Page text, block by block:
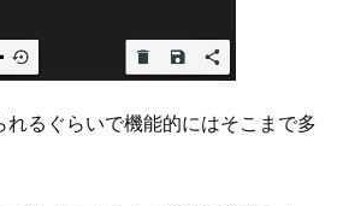
れるぐらいで機能的にはそこまで多